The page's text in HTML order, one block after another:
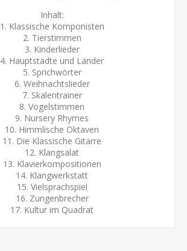
Inhalt:
1. Klassische Komponisten
2. Tierstimmen
3. Kinderlieder
4. Hauptstädte und Länder
5. Sprichwörter
6. Weihnachtslieder
7. Skalentrainer
8. Vogelstimmen
9. Nursery Rhymes
10. Himmlische Oktaven
11. Die Klassische Gitarre
12. Klangsalat
13. Klavierkompositionen
14. Klangwerkstatt
15. Vielsprachspiel
16. Zungenbrecher
17. Kultur im Quadrat